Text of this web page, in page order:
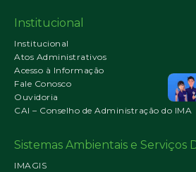
Institucional
Institucional
Atos Administrativos
Acesso à Informação
Fale Conosco
Ouvidoria
CAI – Conselho de Administração do IMA
Sistemas Ambientais e Serviços
IMAGIS